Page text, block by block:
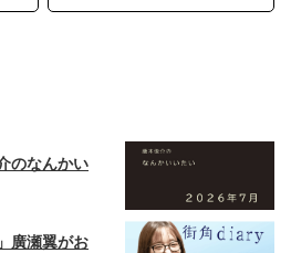
のなんかい
廣瀬翼がお